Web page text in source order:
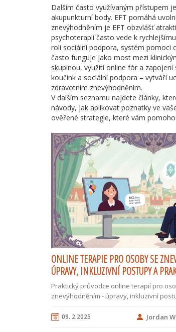
Dalším často využívaným přístupem je
akupunkturní body. EFT pomáhá
znevýhodněním je EFT obzvlášť
psychoterapií často vede k
roli sociální podpora, systém pomoci
často funguje jako most mezi
skupinou, využití online fór a
koučink a sociální podpora – vytváří
zdravotním znevýhodněním.
V dalším seznamu najdete články,
návody, jak aplikovat poznatky ve
ověřené strategie, které vám
ONLINE TERAPIE PRO OSOBY SE
ÚPRAVY, INKLUZIVNÍ POSTUPY A
Praktický průvodce online terapií pro
znevýhodněním - úpravy, inkluzivní
09. 2.2025 Jordan